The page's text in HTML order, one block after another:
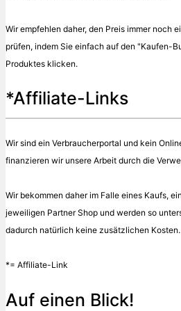
Wir empfehlen daher, den Preis immer noch
prüfen, indem Sie einfach auf den "Kaufen-
Produktes klicken.
*Affiliate-Links
Wir sind ein Verbraucherportal und kein
finanzieren wir unsere Arbeit durch die
Wir bekommen daher im Falle eines Kaufs,
jeweiligen Partner Shop und werden so
dadurch natürlich keine zusätzlichen Kosten.
*= Affiliate-Link
Auf einen Blick!